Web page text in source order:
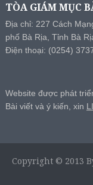
TÒA GIÁM MỤC
Địa chỉ: 227 Cách
phố Bà Rịa, Tỉnh Bà
Điện thoại: (0254)
Website được phát
Bài viết và ý kiến, xin
Copyright © 2013